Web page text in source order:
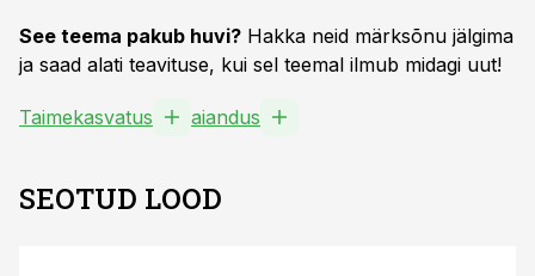
See teema pakub huvi? Hakka neid märksõnu jälgima
ja saad alati teavituse, kui sel teemal ilmub midagi uut!
Taimekasvatus aiandus
SEOTUD LOOD